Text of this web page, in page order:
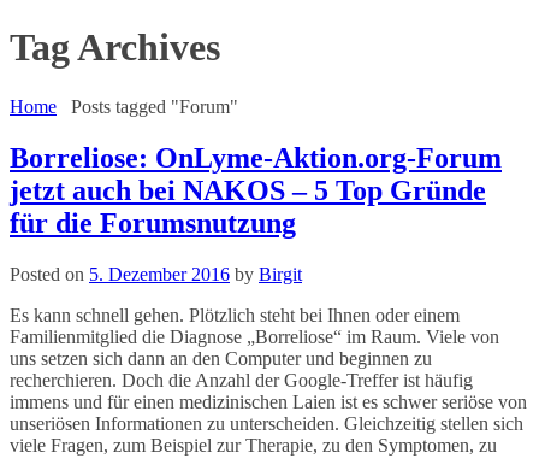
Tag Archives
Home Posts tagged "Forum"
Borreliose: OnLyme-Aktion.org-Forum
jetzt auch bei NAKOS – 5 Top Gründe
für die Forumsnutzung
Posted on 5. Dezember 2016 by Birgit
Es kann schnell gehen. Plötzlich steht bei Ihnen oder einem
Familienmitglied die Diagnose „Borreliose“ im Raum. Viele von
uns setzen sich dann an den Computer und beginnen zu
recherchieren. Doch die Anzahl der Google-Treffer ist häufig
immens und für einen medizinischen Laien ist es schwer seriöse von
unseriösen Informationen zu unterscheiden. Gleichzeitig stellen sich
viele Fragen, zum Beispiel zur Therapie, zu den Symptomen, zu